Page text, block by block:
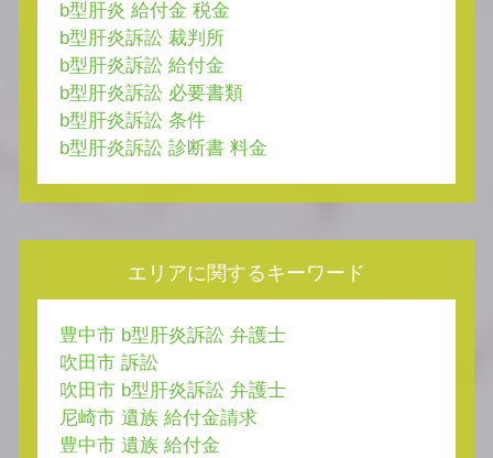
b型肝炎 給付金 税金
b型肝炎訴訟 裁判所
b型肝炎訴訟 給付金
b型肝炎訴訟 必要書類
b型肝炎訴訟 条件
b型肝炎訴訟 診断書 料金
エリアに関するキーワード
豊中市 b型肝炎訴訟 弁護士
吹田市 訴訟
吹田市 b型肝炎訴訟 弁護士
尼崎市 遺族 給付金請求
豊中市 遺族 給付金